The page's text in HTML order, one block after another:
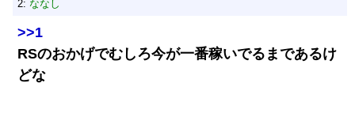
2: ななし
>>1
RSのおかげでむしろ今が一番稼いでるまであるけ
どな